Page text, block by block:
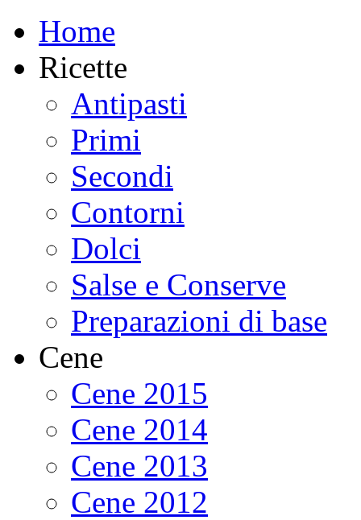
Home
Ricette
Antipasti
Primi
Secondi
Contorni
Dolci
Salse e Conserve
Preparazioni di base
Cene
Cene 2015
Cene 2014
Cene 2013
Cene 2012